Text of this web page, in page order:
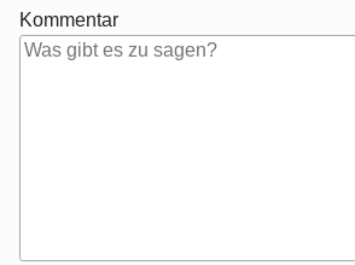
Kommentar